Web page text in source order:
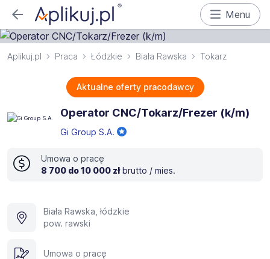
Menu
Aplikuj.pl Praca Łódzkie Biała Rawska Tokarz
Aktualne oferty pracodawcy
Operator CNC/Tokarz/Frezer (k/m)
Gi Group S.A.
Umowa o pracę
8 700 do 10 000 zł brutto / mies.
Biała Rawska, łódzkie
pow. rawski
Umowa o pracę